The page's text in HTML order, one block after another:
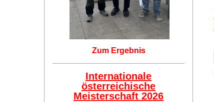
Zum Ergebnis
Internationale
österreichische
Meisterschaft 2026